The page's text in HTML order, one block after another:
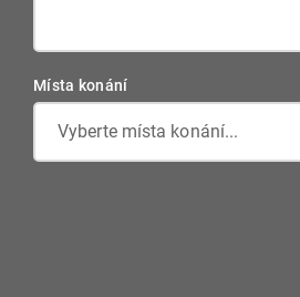
Místa konání
Vyberte místa konání...